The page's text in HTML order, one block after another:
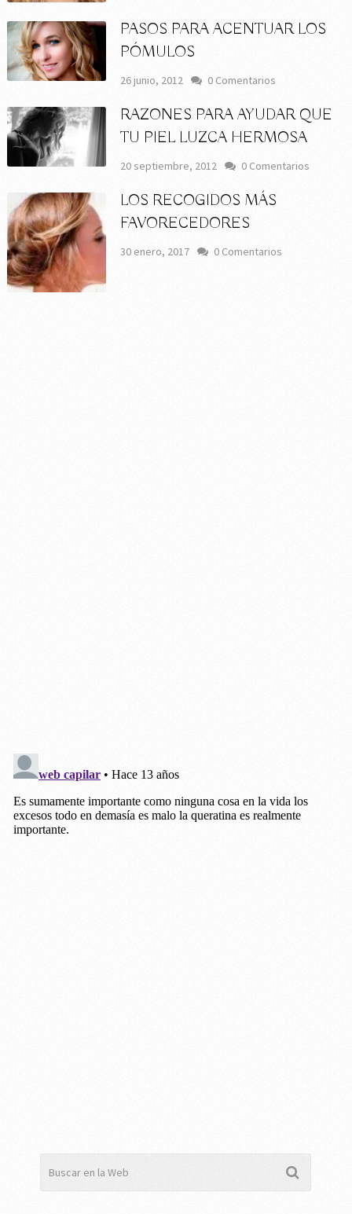
PASOS PARA ACENTUAR LOS
PÓMULOS
26 junio, 2012 0 Comentarios
RAZONES PARA AYUDAR QUE
TU PIEL LUZCA HERMOSA
20 septiembre, 2012 0 Comentarios
LOS RECOGIDOS MÁS
FAVORECEDORES
30 enero, 2017 0 Comentarios